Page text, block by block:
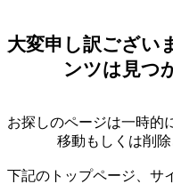
大変申し訳ござい
ンツは見つ
お探しのページは一時的
移動もしくは削
下記のトップページ、サ